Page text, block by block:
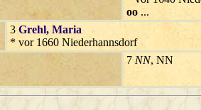
oo ...
3 Grehl, Maria
* vor 1660 Niederhannsdorf
7 NN, NN